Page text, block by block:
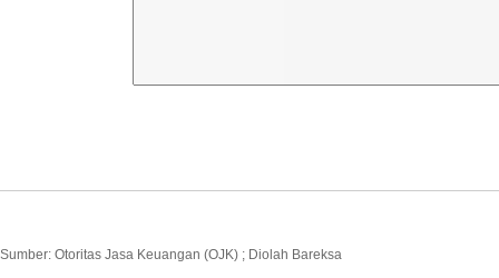
Sumber: Otoritas Jasa Keuangan (OJK) ; Diolah Bareksa